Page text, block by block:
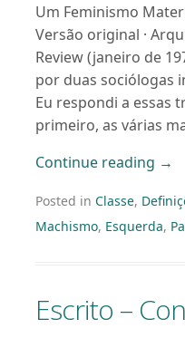
Um Feminismo
Versão original ·
Review (janeiro de
por duas sociólogas
Eu respondi a essas
primeiro, as várias
Continue reading →
Posted in Classe,
Machismo, Esquerda,
Escrito –